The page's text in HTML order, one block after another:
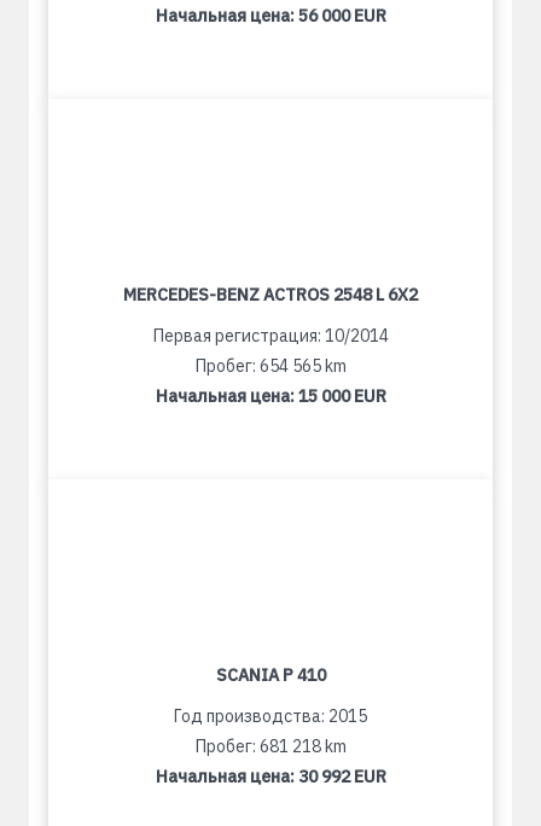
Начальная цена:56 000 EUR
MERCEDES-BENZ ACTROS 2548 L 6X2
Первая регистрация: 10/2014
Пробег: 654 565 km
Начальная цена:15 000 EUR
SCANIA P 410
Год производства: 2015
Пробег: 681 218 km
Начальная цена: 30 992 EUR